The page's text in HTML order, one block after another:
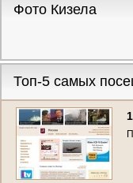
Фото Кизела
Топ-5 самых